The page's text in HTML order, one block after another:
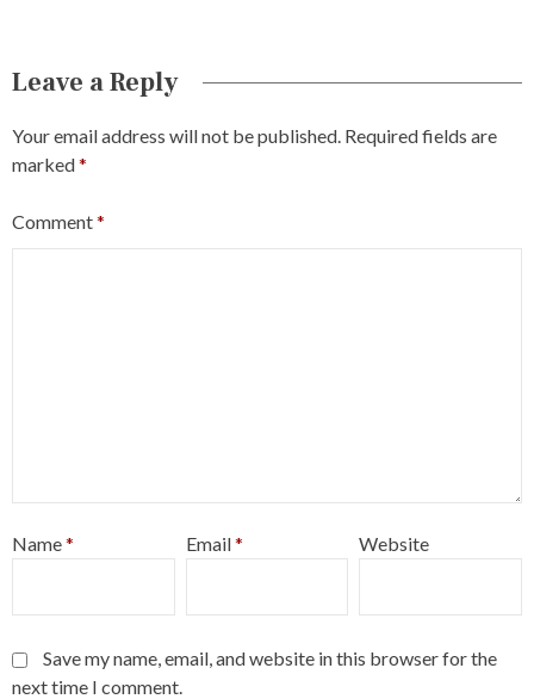
Leave a Reply
Your email address will not be published. Required fields are
marked*
Comment*
Name* Email* Website
Save my name, email, and website in this browser for the
next time I comment.